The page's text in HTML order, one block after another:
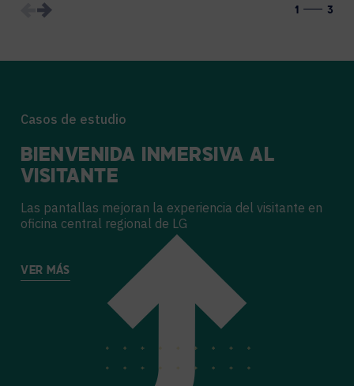
1 3
Casos de estudio
BIENVENIDA INMERSIVA AL
VISITANTE
Las pantallas mejoran la experiencia del visitante en
oficina central regional de LG
VER MÁS